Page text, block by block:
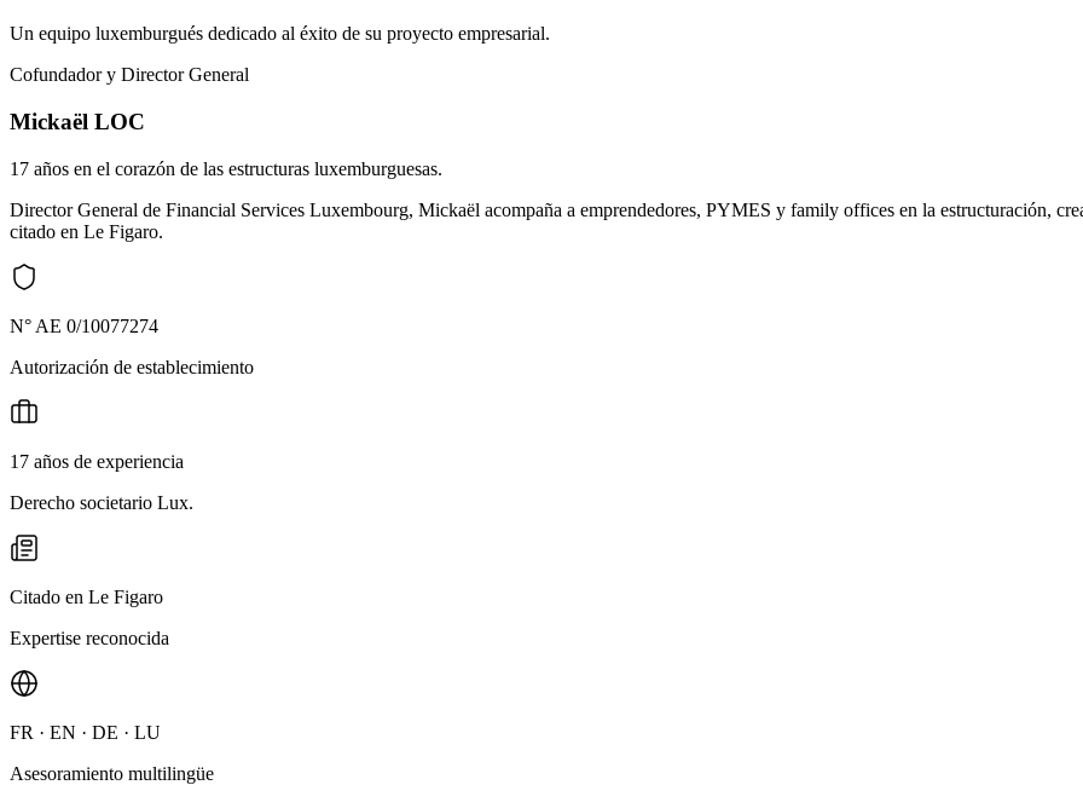
Un equipo luxemburgués dedicado al éxito de su proyecto empresarial.
Cofundador y Director General
Mickaël LOC
17 años en el corazón de las estructuras luxemburguesas.
Director General de Financial Services Luxembourg, Mickaël acompaña a emprendedores, PYMES y family offices en la estructuración,
citado en Le Figaro.
N° AE 0/10077274
Autorización de establecimiento
17 años de experiencia
Derecho societario Lux.
Citado en Le Figaro
Expertise reconocida
FR · EN · DE · LU
Asesoramiento multilingüe